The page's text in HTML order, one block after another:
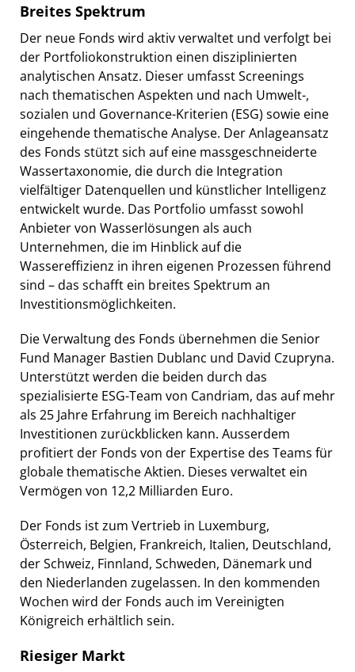
Breites Spektrum
Der neue Fonds wird aktiv verwaltet und verfolgt bei
der Portfoliokonstruktion einen disziplinierten
analytischen Ansatz. Dieser umfasst Screenings
nach thematischen Aspekten und nach Umwelt-,
sozialen und Governance-Kriterien (ESG) sowie eine
eingehende thematische Analyse. Der Anlageansatz
des Fonds stützt sich auf eine massgeschneiderte
Wassertaxonomie, die durch die Integration
vielfältiger Datenquellen und künstlicher Intelligenz
entwickelt wurde. Das Portfolio umfasst sowohl
Anbieter von Wasserlösungen als auch
Unternehmen, die im Hinblick auf die
Wassereffizienz in ihren eigenen Prozessen führend
sind – das schafft ein breites Spektrum an
Investitionsmöglichkeiten.
Die Verwaltung des Fonds übernehmen die Senior
Fund Manager Bastien Dublanc und David Czupryna.
Unterstützt werden die beiden durch das
spezialisierte ESG-Team von Candriam, das auf mehr
als 25 Jahre Erfahrung im Bereich nachhaltiger
Investitionen zurückblicken kann. Ausserdem
profitiert der Fonds von der Expertise des Teams für
globale thematische Aktien. Dieses verwaltet ein
Vermögen von 12,2 Milliarden Euro.
Der Fonds ist zum Vertrieb in Luxemburg,
Österreich, Belgien, Frankreich, Italien, Deutschland,
der Schweiz, Finnland, Schweden, Dänemark und
den Niederlanden zugelassen. In den kommenden
Wochen wird der Fonds auch im Vereinigten
Königreich erhältlich sein.
Riesiger Markt